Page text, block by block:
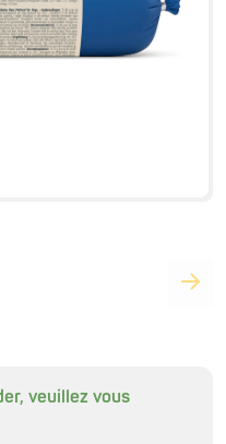
veuillez vous